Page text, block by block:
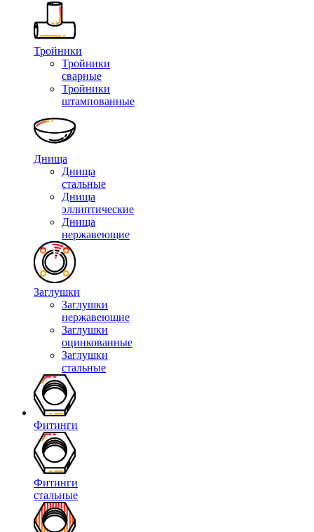
Тройники
Тройники
сварные
Тройники
штампованные
Днища
Днища
стальные
Днища
эллиптические
Днища
нержавеющие
Заглушки
Заглушки
нержавеющие
Заглушки
оцинкованные
Заглушки
стальные
Фитинги
Фитинги
стальные